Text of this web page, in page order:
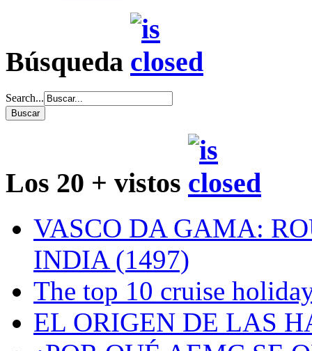
Búsqueda
Search...
Los 20 + vistos
VASCO DA GAMA:
INDIA (1497)
The top 10 cruise
EL ORIGEN DE LAS